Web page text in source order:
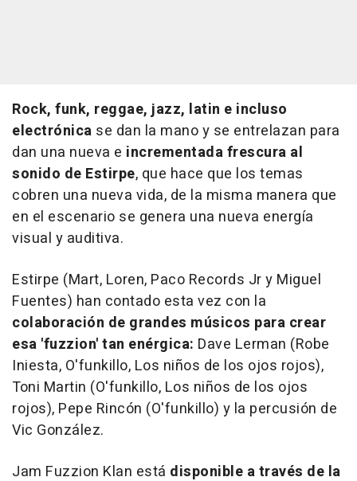
Rock, funk, reggae, jazz, latin e incluso
electrónica se dan la mano y se entrelazan para
dan una nueva e incrementada frescura al
sonido de Estirpe, que hace que los temas
cobren una nueva vida, de la misma manera que
en el escenario se genera una nueva energía
visual y auditiva.
Estirpe (Mart, Loren, Paco Records Jr y Miguel
Fuentes) han contado esta vez con la
colaboración de grandes músicos para crear
esa 'fuzzion' tan enérgica: Dave Lerman (Robe
Iniesta, O'funkillo, Los niños de los ojos rojos),
Toni Martin (O'funkillo, Los niños de los ojos
rojos), Pepe Rincón (O'funkillo) y la percusión de
Vic González.
Jam Fuzzion Klan está disponible a través de la